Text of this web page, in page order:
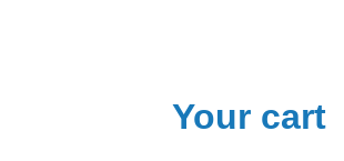
Your cart